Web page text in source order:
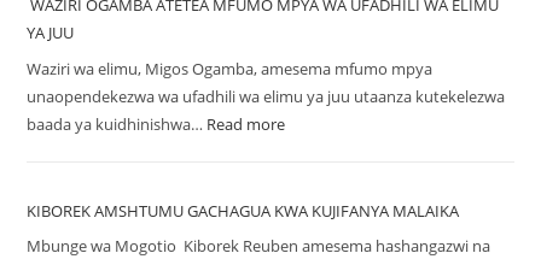
WAZIRI OGAMBA ATETEA MFUMO MPYA WA UFADHILI WA ELIMU
YA JUU
Waziri wa elimu, Migos Ogamba, amesema mfumo mpya
unaopendekezwa wa ufadhili wa elimu ya juu utaanza kutekelezwa
baada ya kuidhinishwa… Read more
KIBOREK AMSHTUMU GACHAGUA KWA KUJIFANYA MALAIKA
Mbunge wa Mogotio Kiborek Reuben amesema hashangazwi na